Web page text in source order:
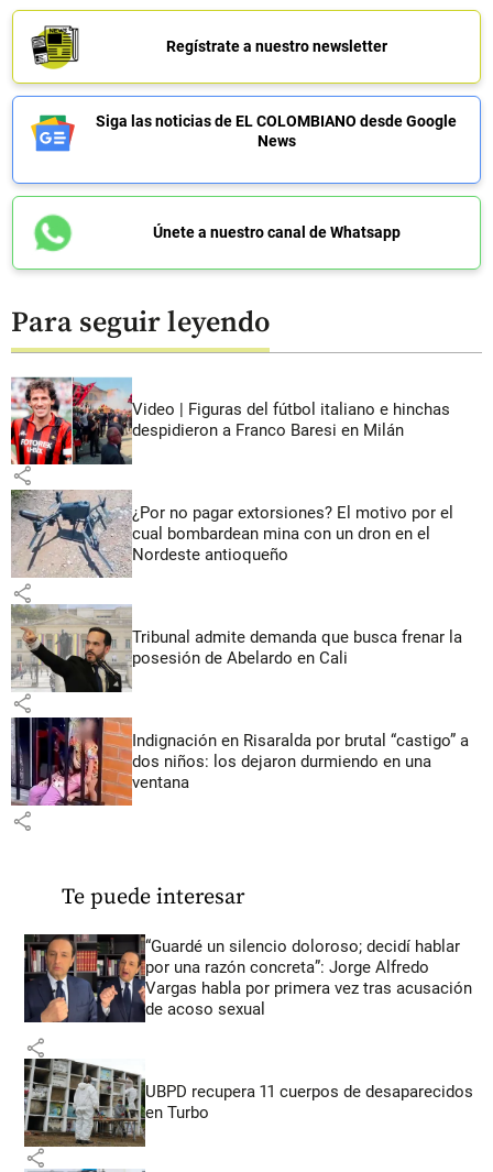
Regístrate a nuestro newsletter
Siga las noticias de EL COLOMBIANO desde Google
News
Únete a nuestro canal de Whatsapp
Para seguir leyendo
Video | Figuras del fútbol italiano e hinchas
despidieron a Franco Baresi en Milán
share
¿Por no pagar extorsiones? El motivo por el
cual bombardean mina con un dron en el
Nordeste antioqueño
share
Tribunal admite demanda que busca frenar la
posesión de Abelardo en Cali
share
Indignación en Risaralda por brutal “castigo” a
dos niños: los dejaron durmiendo en una
ventana
share
Te puede interesar
“Guardé un silencio doloroso; decidí hablar
por una razón concreta”: Jorge Alfredo
Vargas habla por primera vez tras acusación
de acoso sexual
share
UBPD recupera 11 cuerpos de desaparecidos
en Turbo
share